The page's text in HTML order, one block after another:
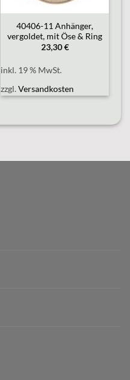
40406-11 Anhänger,
vergoldet, mit Öse & Ring
23,30€
inkl. 19 % MwSt.
zzgl.Versandkosten